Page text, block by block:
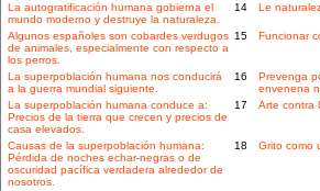
La autogratificación humana gobierna el
mundo moderno y destruye la naturaleza.
14 Le
Algunos españoles son cobardes verdugos
de animales, especialmente con respecto a
los perros.
15 Funcionar
La superpoblación humana nos conducirá
a la guerra mundial siguiente.
16
Prevenga
envenena
La superpoblación humana conduce a:
Precios de la tierra que crecen y precios de
casa elevados.
17 Arte contra
Causas de la superpoblación humana:
Pérdida de noches echar-negras o de
oscuridad pacífica verdadera alrededor de
nosotros.
18 Grito como